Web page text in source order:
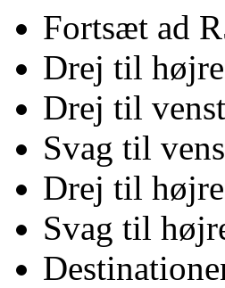
Fortsæt ad
Drej til højre
Drej til
Svag til
Drej til højre
Svag til